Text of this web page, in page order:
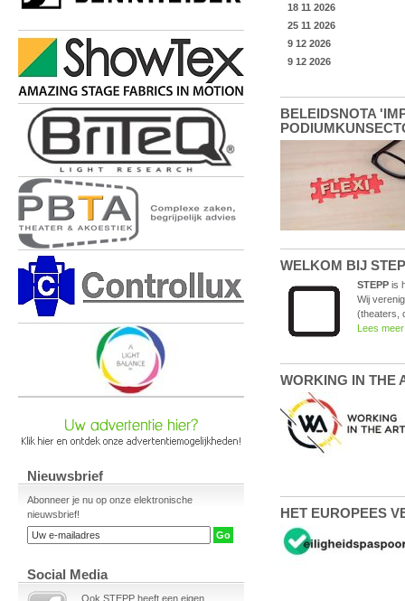
Nieuwsbrief
Abonneer je nu op onze elektronische
nieuwsbrief!
Social Media
Ook STEPP heeft een eigen
BELEIDSNOTA
WELKOM BIJ
STEPP is
Wij
(theaters,
Lees meer
WORKING IN THE
HET EUROPEES